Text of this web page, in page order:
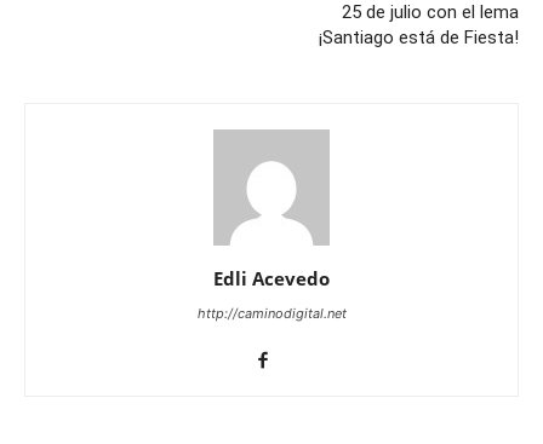
25 de julio con el lema
¡Santiago está de Fiesta!
Edli Acevedo
http://caminodigital.net